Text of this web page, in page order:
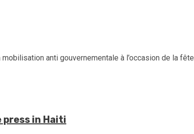
anti gouvernementale à l’occasion de la fête
press in Haiti